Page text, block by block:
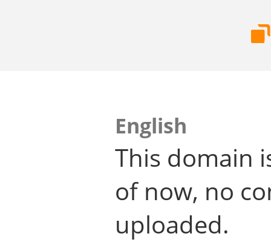
English
This domain
of now, no
uploaded.